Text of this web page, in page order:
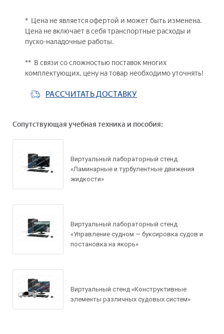
* Цена не является офертой и может быть изменена.
Цена не включает в себя транспортные расходы и
пуско-наладочные работы.
** В связи со сложностью поставок многих
комплектующих, цену на товар необходимо уточнять!
РАССЧИТАТЬ ДОСТАВКУ
Сопутствующая учебная техника и пособия:
Виртуальный лабораторный стенд
«Ламинарные и турбулентные движения
жидкости»
Виртуальный лабораторный стенд
«Управление судном — буксировка судов и
постановка на якорь»
Виртуальный стенд «Конструктивные
элементы различных судовых систем»
Задать вопрос по
товару